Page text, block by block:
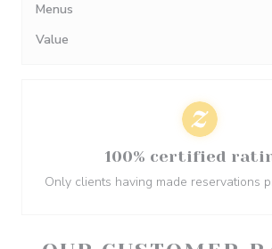
Menus
Value
100% certified
Only clients having made reservations